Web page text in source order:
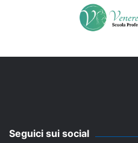
Seguici sui social